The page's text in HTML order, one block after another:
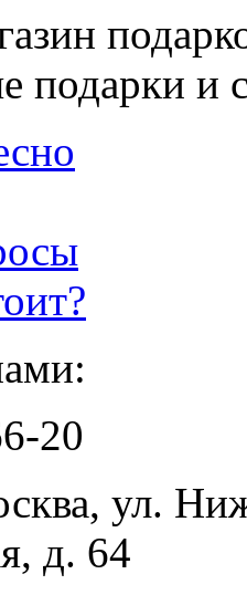
подарки и
20
ул.
д. 64